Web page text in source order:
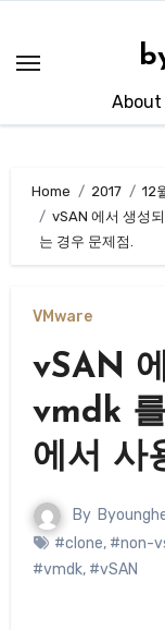
content
About
Home 2017 12
vSAN 에서 생성
는 경우 문제점.
VMware
vSAN
vmdk
에서 사
By
#clone, #non-
#vmdk, #vSAN